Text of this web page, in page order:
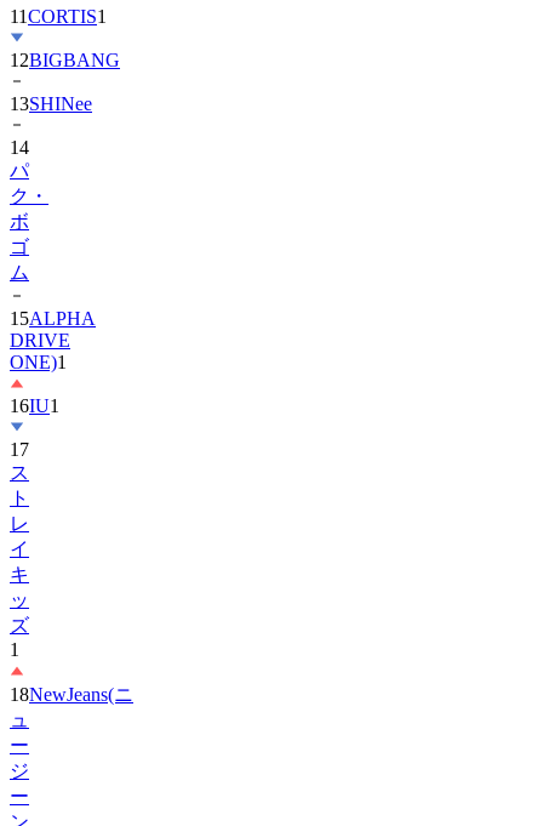
11CORTIS1
12BIGBANG
13SHINee
14
パ
ク・
ボ
ゴ
ム
15ALPHA
DRIVE
ONE)1
16IU1
17
ス
ト
レ
イ
キ
ッ
ズ
1
18NewJeans(ニ
ュ
ー
ジ
ー
ン